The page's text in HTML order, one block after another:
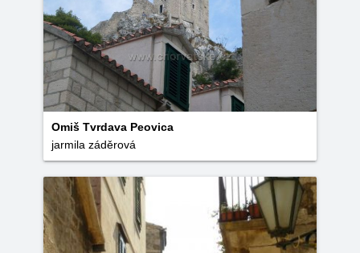
Omiš Tvrdava Peovica
jarmila záděrová